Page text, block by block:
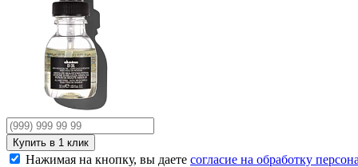
Нажимая на кнопку, вы даете согласие на обработку